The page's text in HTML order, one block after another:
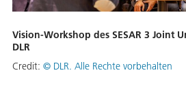
Vision-Workshop des SESAR 3 Joint
DLR
Credit: © DLR. Alle Rechte vorbehalten